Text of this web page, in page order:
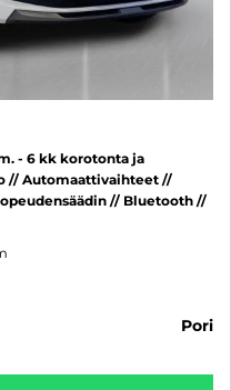
- 6 kk korotonta ja
// Automaattivaihteet //
// Bluetooth //
pori